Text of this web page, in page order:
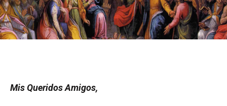
Mis Queridos Amigos,